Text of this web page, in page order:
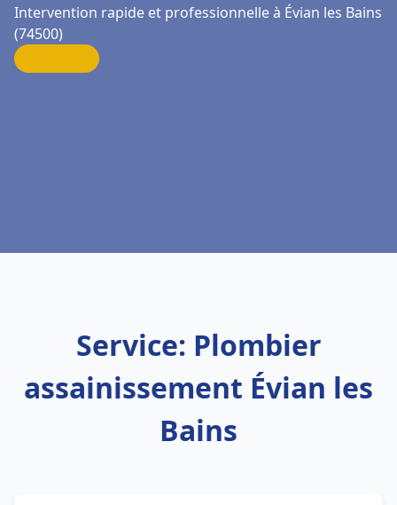
Intervention rapide et professionnelle à Évian les Bains
(74500)
Service: Plombier
assainissement Évian les
Bains